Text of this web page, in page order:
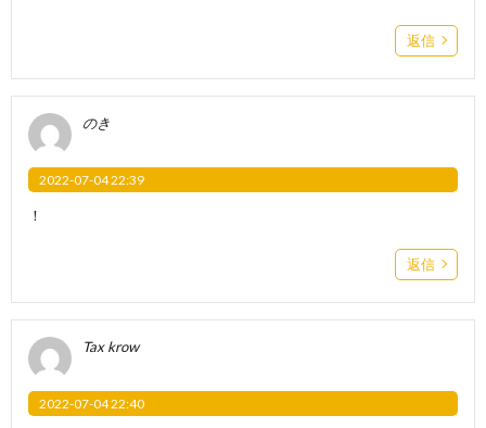
返信
のき
2022-07-04 22:39
！
返信
Tax krow
2022-07-04 22:40